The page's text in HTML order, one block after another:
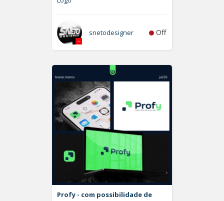
snetodesigner Off
Profy - com possibilidade de